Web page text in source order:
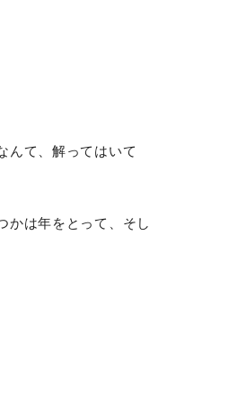
んて、解ってはいて
かは年をとって、そし